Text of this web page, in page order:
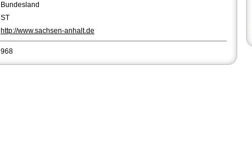
Bundesland
ST
http://www.sachsen-anhalt.de
968